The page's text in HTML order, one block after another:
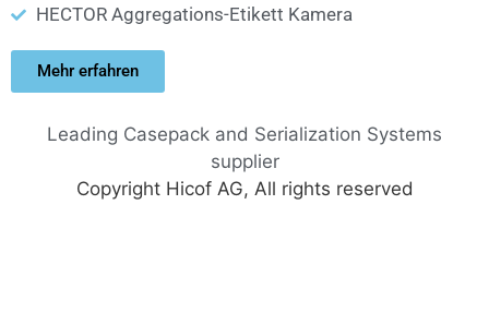
HECTOR Aggregations-Etikett Kamera
Mehr erfahren
Leading Casepack and Serialization Systems
supplier
Copyright Hicof AG, All rights reserved